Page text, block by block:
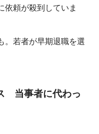
依頼が殺到していま
。若者が早期退職を選
当事者に代わっ